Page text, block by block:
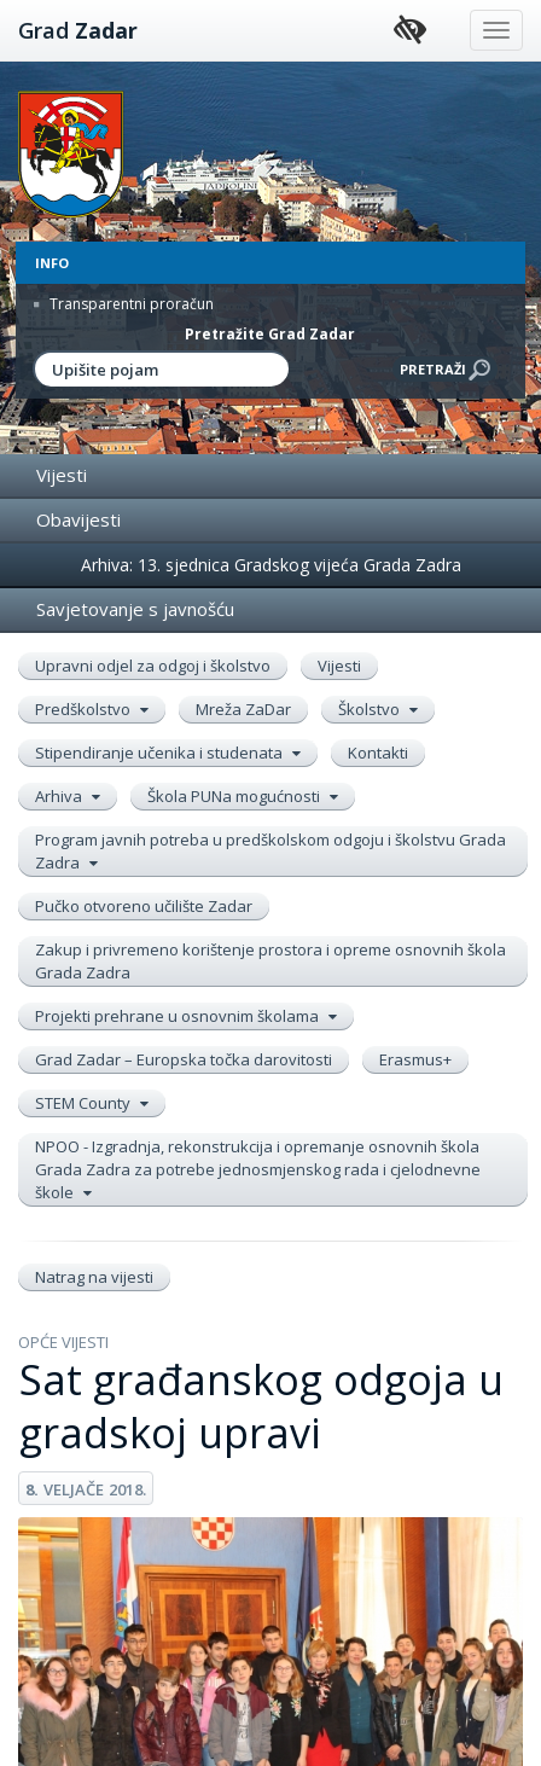
Preskoči
na
Grad Zadar
INFO
Transparentni proračun
Pretražite Grad Zadar
Vijesti
Obavijesti
Događanja
Arhiva: 13. sjednica Gradskog vijeća Grada Zadra
Savjetovanje s javnošću
Upravni odjel za odgoj i školstvo
Vijesti
Predškolstvo
Mreža ZaDar
Školstvo
Stipendiranje učenika i studenata
Kontakti
Arhiva
Škola PUNa mogućnosti
Program javnih potreba u predškolskom odgoju i školstvu Grada
Zadra
Pučko otvoreno učilište Zadar
Zakup i privremeno korištenje prostora i opreme osnovnih škola
Grada Zadra
Projekti prehrane u osnovnim školama
Grad Zadar – Europska točka darovitosti
Erasmus+
STEM County
NPOO - Izgradnja, rekonstrukcija i opremanje osnovnih škola
Grada Zadra za potrebe jednosmjenskog rada i cjelodnevne
škole
Natrag na vijesti
OPĆE VIJESTI
Sat građanskog odgoja u
gradskoj upravi
8. VELJAČE 2018.